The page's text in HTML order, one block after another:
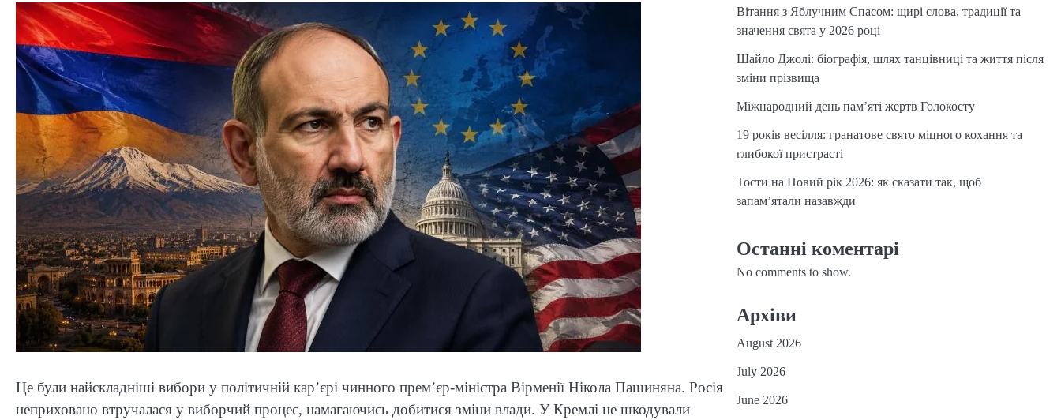
Це були найскладніші вибори у політичній кар’єрі чинного прем’єр-міністра Вірменії Нікола Пашиняна. Росія
неприховано втручалася у виборчий процес, намагаючись добитися зміни влади. У Кремлі не шкодували
Вітання з Яблучним Спасом: щирі слова, традиції та
значення свята у 2026 році
Шайло Джолі: біографія, шлях танцівниці та життя після
зміни прізвища
Міжнародний день пам’яті жертв Голокосту
19 років весілля: гранатове свято міцного кохання та
глибокої пристрасті
Тости на Новий рік 2026: як сказати так, щоб
запам’ятали назавжди
Останні коментарі
No comments to show.
Архіви
August 2026
July 2026
June 2026